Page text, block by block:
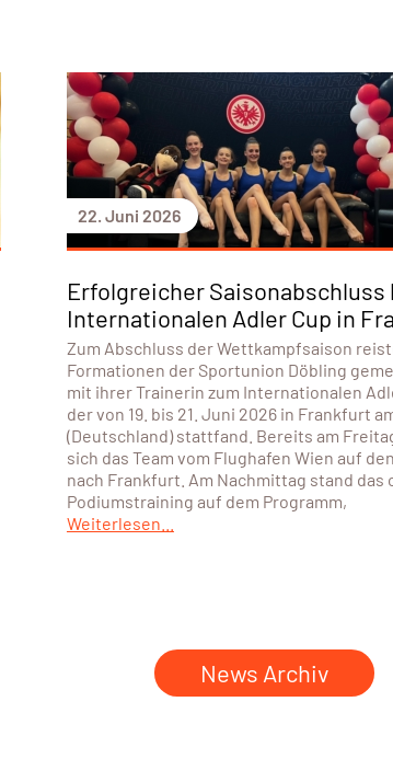
22. Juni 2026
Erfolgreicher Saisonabschluss
Internationalen Adler Cup in
Zum Abschluss der Wettkampfsaison
Formationen der Sportunion Döbling
mit ihrer Trainerin zum Internationalen
der von 19. bis 21. Juni 2026 in Frankfurt
(Deutschland) stattfand. Bereits am
sich das Team vom Flughafen Wien auf
nach Frankfurt. Am Nachmittag stand das
Podiumstraining auf dem Programm,
Weiterlesen...
News Archiv